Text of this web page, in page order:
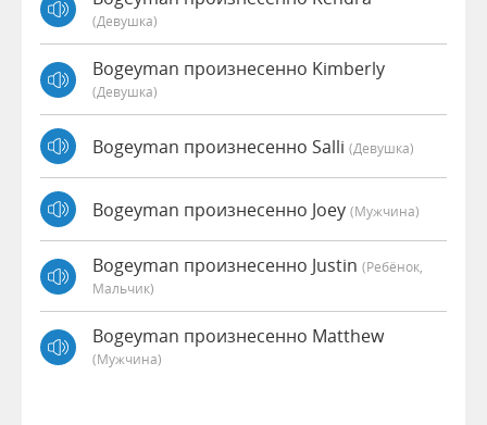
(девушка)
Bogeyman произнесенно Kimberly
(девушка)
Bogeyman произнесенно Salli (девушка)
Bogeyman произнесенно Joey (мужчина)
Bogeyman произнесенно Justin (Ребёнок,
Мальчик)
Bogeyman произнесенно Matthew
(мужчина)